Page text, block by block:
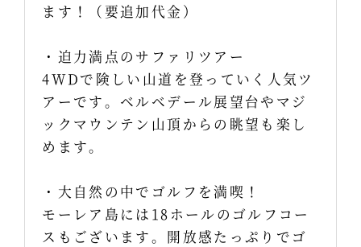
ます！（要追加代金）
・迫力満点のサファリツアー
4WDで険しい山道を登っていく人気ツ
アーです。ベルベデール展望台やマジ
ックマウンテン山頂からの眺望も楽し
めます。
・大自然の中でゴルフを満喫！
モーレア島には18ホールのゴルフコー
スもございます。開放感たっぷりでゴ